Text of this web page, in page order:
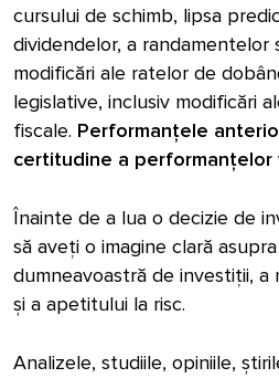
cursului de schimb, lipsa
dividendelor, a randamentelor
modificări ale ratelor de
legislative, inclusiv modificări
fiscale. Performanțele
certitudine a performanțelor
Înainte de a lua o decizie de
să aveți o imagine clară
dumneavoastră de investiții,
și a apetitului la risc.
Analizele, studiile, opiniile,